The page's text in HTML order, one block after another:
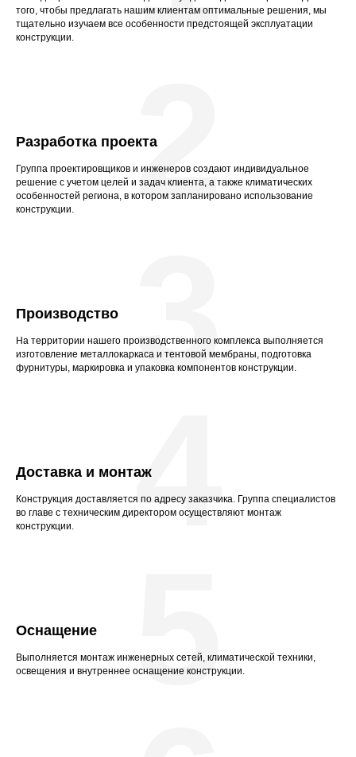
того, чтобы предлагать нашим клиентам оптимальные решения, мы
тщательно изучаем все особенности предстоящей эксплуатации
конструкции.
Разработка проекта
Группа проектировщиков и инженеров создают индивидуальное
решение с учетом целей и задач клиента, а также климатических
особенностей региона, в котором запланировано использование
конструкции.
2
Производство
На территории нашего производственного комплекса выполняется
изготовление металлокаркаса и тентовой мембраны, подготовка
фурнитуры, маркировка и упаковка компонентов конструкции.
3
Доставка и монтаж
Конструкция доставляется по адресу заказчика. Группа специалистов
во главе с техническим директором осуществляют монтаж
конструкции.
4
Оснащение
Выполняется монтаж инженерных сетей, климатической техники,
освещения и внутреннее оснащение конструкции.
5